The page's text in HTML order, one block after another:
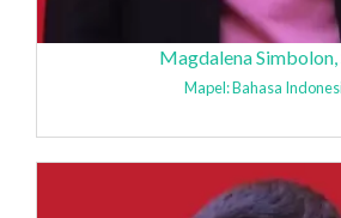
Magdalena Simbolon,
Mapel: Bahasa